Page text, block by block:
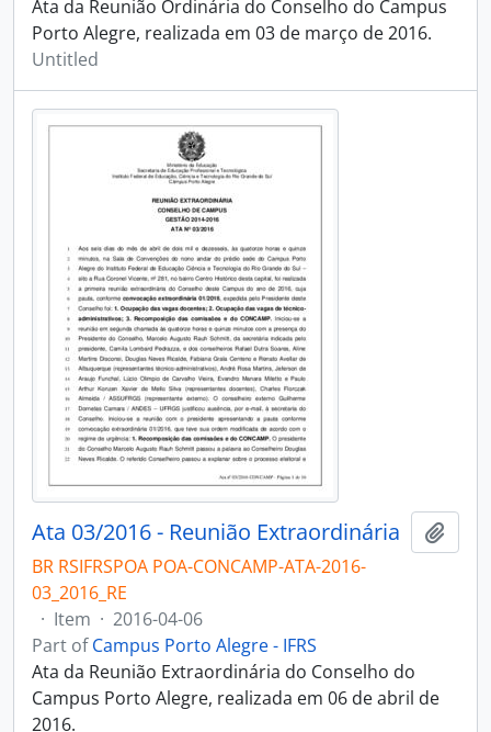
Ata da Reunião Ordinária do Conselho do Campus
Porto Alegre, realizada em 03 de março de 2016.
Untitled
Ata 03/2016 - Reunião Extraordinária
BR RSIFRSPOA POA-CONCAMP-ATA-2016-
03_2016_RE
· Item · 2016-04-06
Part ofCampus Porto Alegre - IFRS
Ata da Reunião Extraordinária do Conselho do
Campus Porto Alegre, realizada em 06 de abril de
2016.